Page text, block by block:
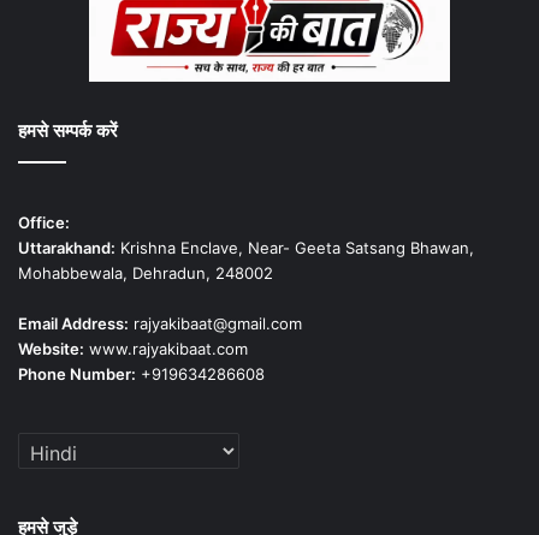
हमसे सम्पर्क करें
Office:
Uttarakhand: Krishna Enclave, Near- Geeta Satsang Bhawan,
Mohabbewala, Dehradun, 248002
Email Address: rajyakibaat@gmail.com
Website: www.rajyakibaat.com
Phone Number: +919634286608
हमसे जुड़े